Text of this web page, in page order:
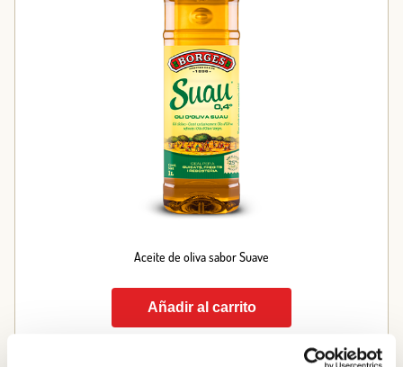
Aceite de oliva sabor Suave
Añadir al carrito